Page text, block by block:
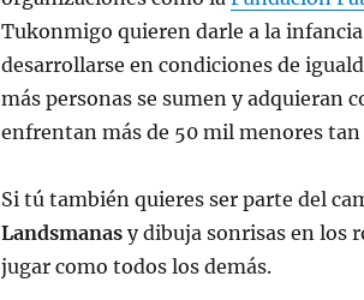
Tukonmigo quieren darle a la
desarrollarse en condiciones de
más personas se sumen y adquieran
enfrentan más de 50 mil menores tan
Si tú también quieres ser parte del
Landsmanasy dibuja sonrisas en los
jugar como todos los demás.